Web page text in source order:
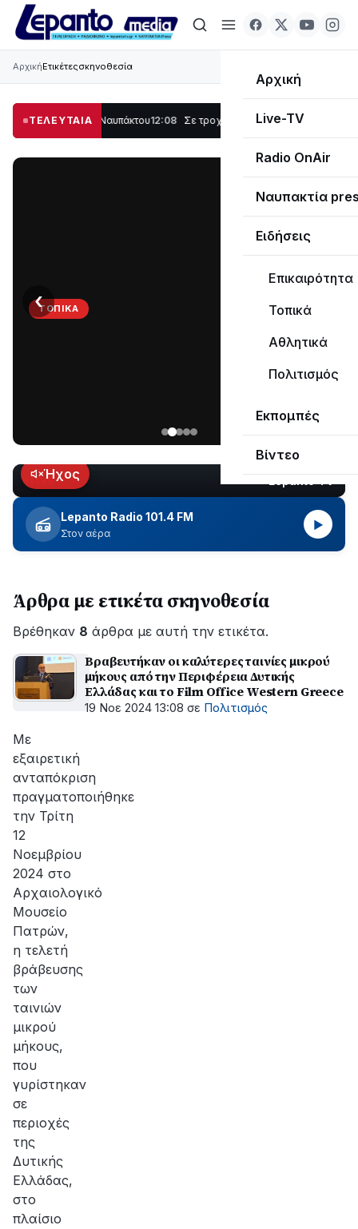
Αρχική
Live-TV
Radio OnAir
Ναυπακτία
Ειδήσεις
Επικαιρότητα
Τοπικά
Αθλητικά
Πολιτισμός
Εκπομπές
Βίντεο
ΑρχικήΕτικέτεςσκηνοθεσία
ΤΕΛΕΥΤΑΙΑ
Λυγιά Ναυπάκτου 12:08 Σε τροχιά υλοποίησης η Παράκαμψη του
ΤΟΠΙΚΆ
Ναυπάκτου
εδώ
και
περίπου
δύο
ώρες
εξέλιξη
οι
εργασίες
ΔΕΔΔΗΕ
για
την
της
βλάβης
‹
LIVEΉχος
Lepanto Radio 101.4 FM
Στον αέρα
▶
Άρθρα με ετικέτα σκηνοθεσία
Βρέθηκαν 8 άρθρα με αυτή την ετικέτα.
Βραβευτήκαν οι καλύτερες ταινίες μικρού
μήκους από την Περιφέρεια Δυτικής
Ελλάδας και το Film Office Western Greece
19 Νοε 2024 13:08 σε Πολιτισμός
Με
εξαιρετική
ανταπόκριση
πραγματοποιήθηκε
την Τρίτη
12
Νοεμβρίου
2024 στο
Αρχαιολογικό
Μουσείο
Πατρών,
η τελετή
βράβευσης
των
ταινιών
μικρού
μήκους,
που
γυρίστηκαν
σε
περιοχές
της
Δυτικής
Ελλάδας,
στο
πλαίσιο